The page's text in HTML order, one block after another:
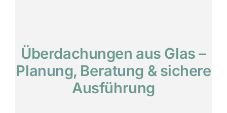
Überdachungen aus Glas –
Planung, Beratung & sichere
Ausführung